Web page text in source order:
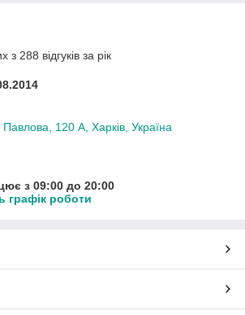
з 288 відгуків за рік
Павлова, 120 А, Харків, Україна
з 09:00 до 20:00
графік роботи